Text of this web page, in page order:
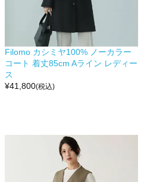
Filomo カシミヤ100% ノーカラー
コート 着丈85cm Aライン レディー
ス
¥41,800(税込)